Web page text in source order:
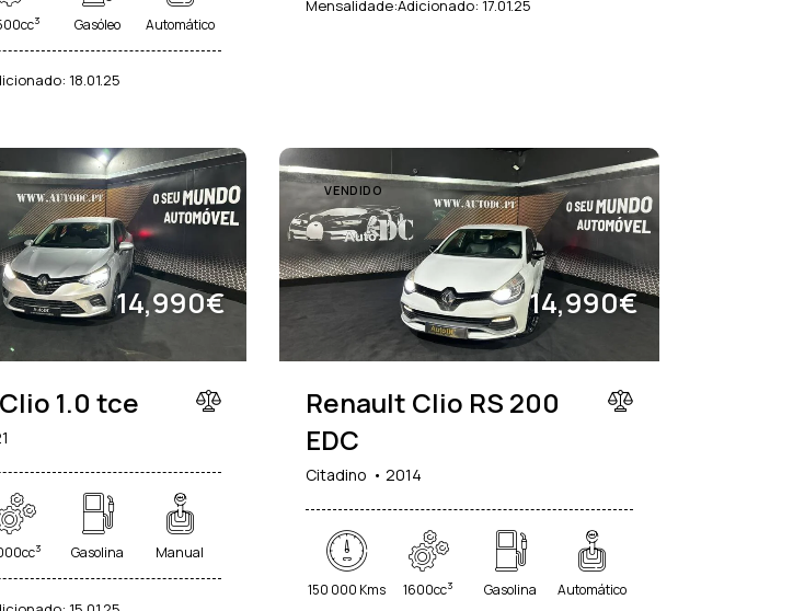
3 Gasóleo Automático
18.01.25
Mensalidade:Adicionado: 17.01.25
14,990€
1.0 tce
3 Gasolina Manual
VENDIDO
14,990€
Renault Clio RS 200
EDC
Citadino 2014
150 000 Kms 1600cc3 Gasolina Automático